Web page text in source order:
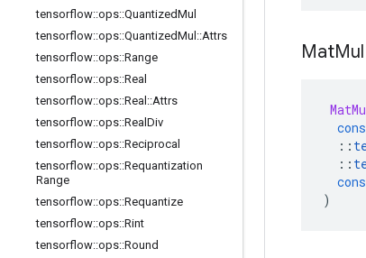
tensorflow::ops::QuantizedMul
tensorflow::ops::QuantizedMul ::Attrs
tensorflow::ops::Range
tensorflow::ops::Real
tensorflow::ops::Real ::Attrs
tensorflow::ops::Real Div
tensorflow::ops::Reciprocal
tensorflow::ops::Requantization
Range
tensorflow::ops::Requantize
tensorflow::ops::Rint
tensorflow::ops::Round
MatMul
::
::
)